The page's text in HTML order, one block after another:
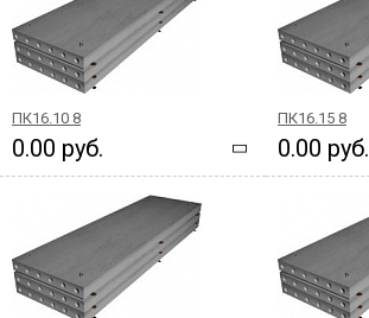
ПК16.10 8
0.00 руб.
ПК16.15 8
0.00 руб.